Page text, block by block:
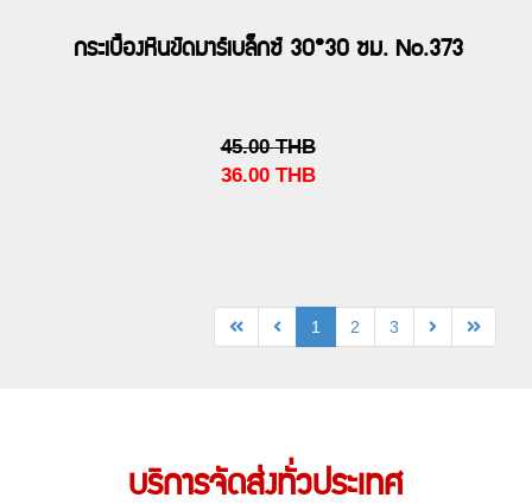
กระเบื้องหินขัดมาร์เบล็กซ์ 30*30 ซม. No.373
45.00 THB
36.00 THB
1 2 3
บริการจัดส่งทั่วประเทศ